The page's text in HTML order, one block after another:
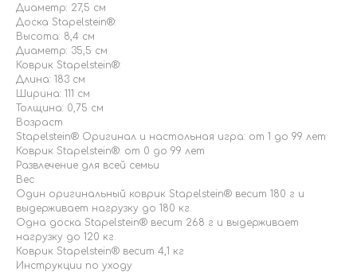
Диаметр: 27,5 см
Доска Stapelstein®:
Высота: 8,4 см
Диаметр: 35,5 см
Коврик Stapelstein®:
Длина: 183 см
Ширина: 111 см
Толщина: 0,75 см
Возраст
Stapelstein® Оригинал и настольная игра: от 1 до 99 лет
Коврик Stapelstein®: от 0 до 99 лет
Развлечение для всей семьи
Вес
Один оригинальный коврик Stapelstein® весит 180 г и
выдерживает нагрузку до 180 кг.
Одна доска Stapelstein® весит 268 г и выдерживает
нагрузку до 120 кг.
Коврик Stapelstein® весит 4,1 кг
Инструкции по уходу